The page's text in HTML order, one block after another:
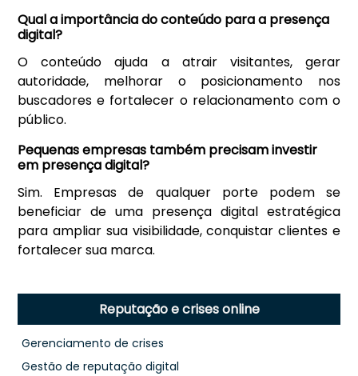
Qual a importância do conteúdo para a presença
digital?
O conteúdo ajuda a atrair visitantes, gerar
autoridade, melhorar o posicionamento nos
buscadores e fortalecer o relacionamento com o
público.
Pequenas empresas também precisam investir
em presença digital?
Sim. Empresas de qualquer porte podem se
beneficiar de uma presença digital estratégica
para ampliar sua visibilidade, conquistar clientes e
fortalecer sua marca.
Reputação e crises online
Gerenciamento de crises
Gestão de reputação digital